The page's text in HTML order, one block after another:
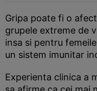
Gripa poate fi o
grupele extreme de
insa si pentru
un sistem imunitar
Experienta clinica a